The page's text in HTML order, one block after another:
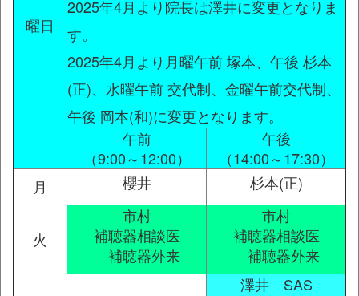
曜日
2025年4月より院長は澤井に変更となりま
す。
2025年4月より月曜午前 塚本、午後 杉本
(正)、水曜午前 交代制、金曜午前交代制、
午後 岡本(和)に変更となります。
午前
（9:00～12:00）
午後
（14:00～17:30）
月
櫻井 杉本(正)
火
市村
補聴器相談医
補聴器外来
市村
補聴器相談医
補聴器外来
澤井 SAS